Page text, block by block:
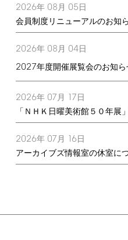
2026年 08月 05 日
会員制度リニューアルのお知
2026年 08月 04日
2027年度開催展覧会のお知ら
2026年 07月 17 日
「ＮＨＫ日曜美術館５０年展
2026年 07月 16 日
アーカイブズ情報室の休室に